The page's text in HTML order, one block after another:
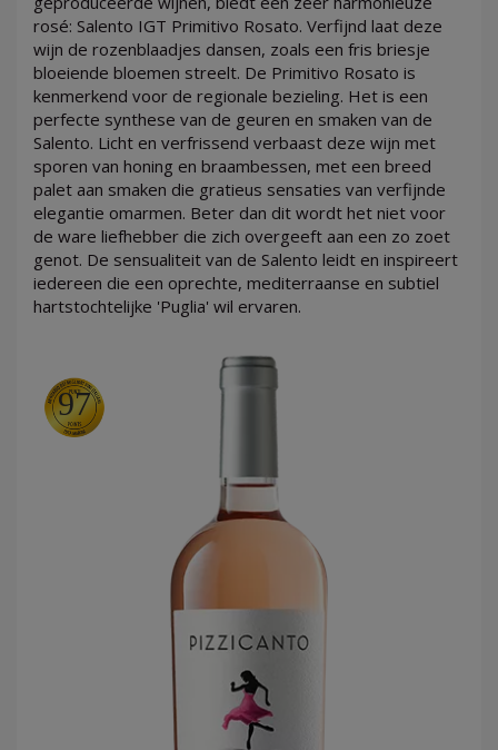
LOG
IN
rosé: Salento IGT Primitivo Rosato. Verfijnd laat deze
wijn de rozenblaadjes dansen, zoals een fris briesje
bloeiende bloemen streelt. De Primitivo Rosato is
kenmerkend voor de regionale bezieling. Het is een
perfecte synthese van de geuren en smaken van de
Salento. Licht en verfrissend verbaast deze wijn met
sporen van honing en braambessen, met een breed
palet aan smaken die gratieus sensaties van verfijnde
elegantie omarmen. Beter dan dit wordt het niet voor
de ware liefhebber die zich overgeeft aan een zo zoet
genot. De sensualiteit van de Salento leidt en inspireert
iedereen die een oprechte, mediterraanse en subtiel
hartstochtelijke 'Puglia' wil ervaren.
97